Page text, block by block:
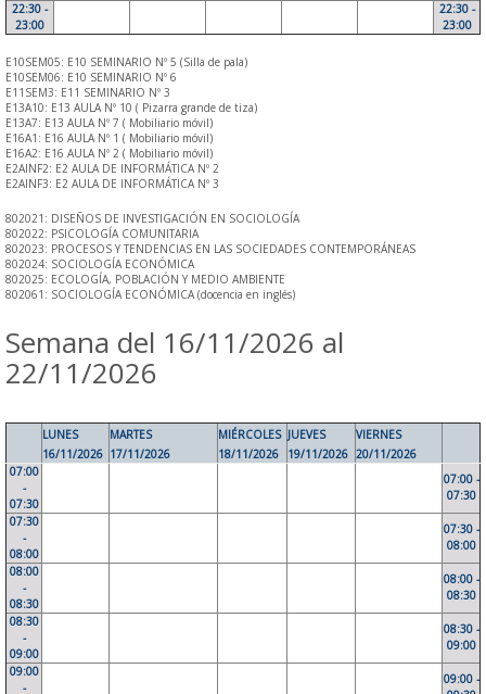
22:30 -
23:00
22:30 -
23:00
E10SEM05: E10 SEMINARIO Nº 5 (Silla de pala)
E10SEM06: E10 SEMINARIO Nº 6
E11SEM3: E11 SEMINARIO Nº 3
E13A10: E13 AULA Nº 10 ( Pizarra grande de tiza)
E13A7: E13 AULA Nº 7 ( Mobiliario móvil)
E16A1: E16 AULA Nº 1 ( Mobiliario móvil)
E16A2: E16 AULA Nº 2 ( Mobiliario móvil)
E2AINF2: E2 AULA DE INFORMÁTICA Nº 2
E2AINF3: E2 AULA DE INFORMÁTICA Nº 3
802021: DISEÑOS DE INVESTIGACIÓN EN SOCIOLOGÍA
802022: PSICOLOGÍA COMUNITARIA
802023: PROCESOS Y TENDENCIAS EN LAS SOCIEDADES CONTEMPORÁNEAS
802024: SOCIOLOGÍA ECONÓMICA
802025: ECOLOGÍA, POBLACIÓN Y MEDIO AMBIENTE
802061: SOCIOLOGÍA ECONÓMICA (docencia en inglés)
Semana del 16/11/2026 al
22/11/2026
LUNES
16/11/2026
MARTES
17/11/2026
MIÉRCOLES
18/11/2026
JUEVES
19/11/2026
VIERNES
20/11/2026
07:00
-
07:30
07:00 -
07:30
07:30
-
08:00
07:30 -
08:00
08:00
-
08:30
08:00 -
08:30
08:30
-
09:00
08:30 -
09:00
09:00
-
09:00 -